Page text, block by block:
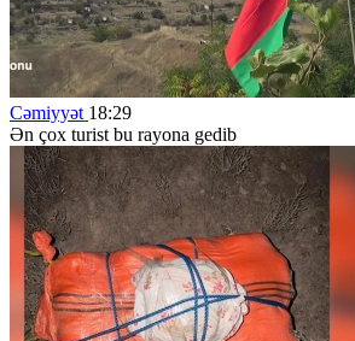
Cəmiyyət 18:29
Ən çox turist bu rayona gedib